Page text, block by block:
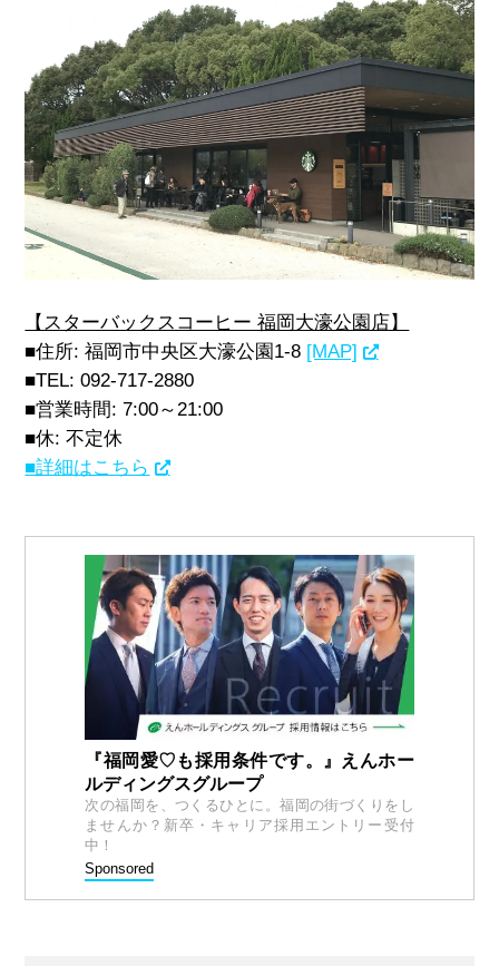
【スターバックスコーヒー 福岡大濠公園店】
■住所: 福岡市中央区大濠公園1-8 [MAP]
■TEL: 092-717-2880
■営業時間: 7:00～21:00
■休: 不定休
■詳細はこちら
『福岡愛♡も採用条件です。』えんホー
ルディングスグループ
次の福岡を、つくるひとに。福岡の街づくりをし
ませんか？新卒・キャリア採用エントリー受付
中！
Sponsored